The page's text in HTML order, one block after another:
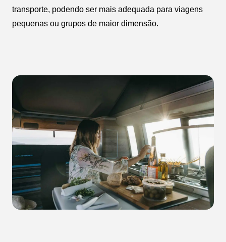
transporte, podendo ser mais adequada para viagens
pequenas ou grupos de maior dimensão.